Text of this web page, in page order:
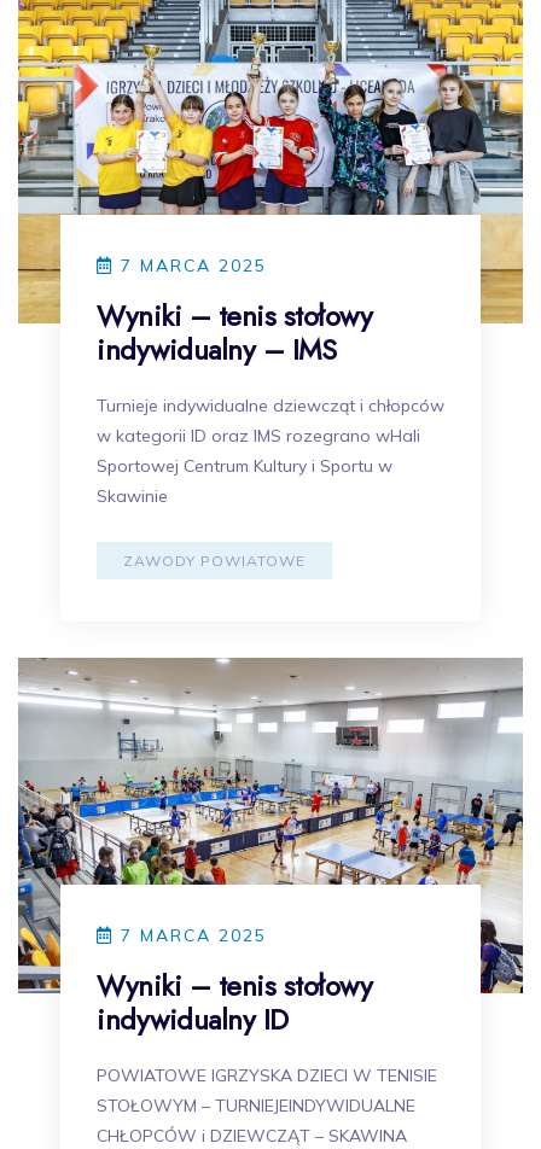
7 MARCA 2025
Wyniki – tenis stołowy
indywidualny – IMS
Turnieje indywidualne dziewcząt i chłopców
w kategorii ID oraz IMS rozegrano wHali
Sportowej Centrum Kultury i Sportu w
Skawinie
ZAWODY POWIATOWE
7 MARCA 2025
Wyniki – tenis stołowy
indywidualny ID
POWIATOWE IGRZYSKA DZIECI W TENISIE
STOŁOWYM – TURNIEJEINDYWIDUALNE
CHŁOPCÓW i DZIEWCZĄT – SKAWINA